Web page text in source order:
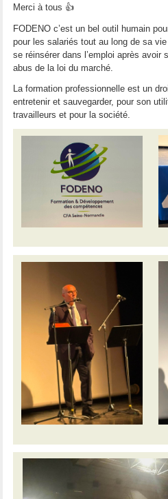
Merci à tous 👍
FODENO c’est un bel outil humain
pour les salariés tout au long de sa
se réinsérer dans l’emploi après avoir
abus de la loi du marché.
La formation professionnelle est un
entretenir et sauvegarder, pour son
travailleurs et pour la société.